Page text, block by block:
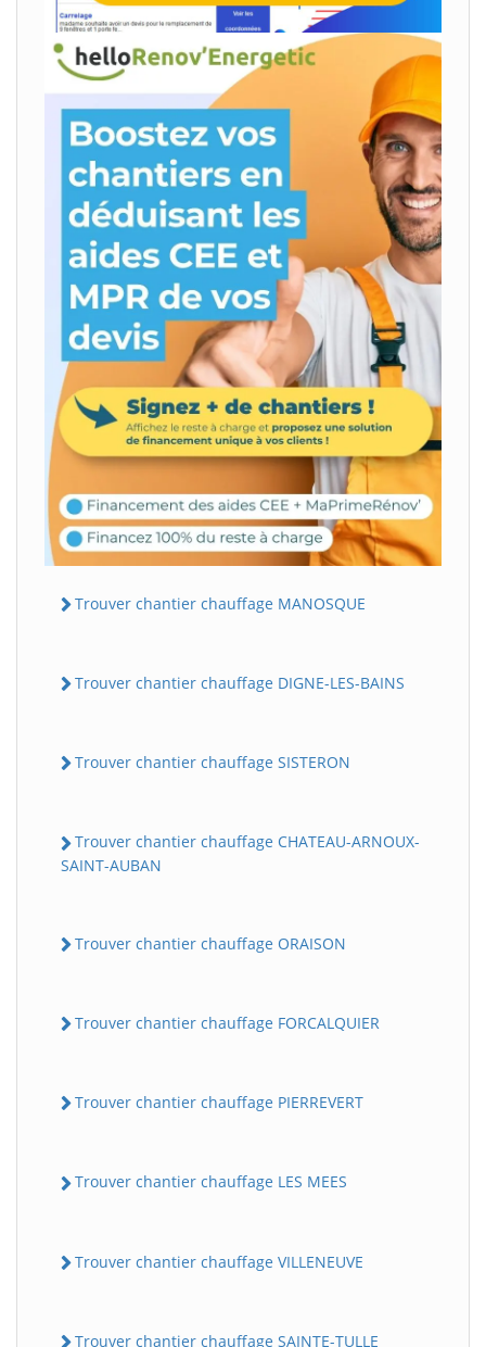
Trouver chantier chauffage MANOSQUE
Trouver chantier chauffage DIGNE-LES-BAINS
Trouver chantier chauffage SISTERON
Trouver chantier chauffage CHATEAU-ARNOUX-
SAINT-AUBAN
Trouver chantier chauffage ORAISON
Trouver chantier chauffage FORCALQUIER
Trouver chantier chauffage PIERREVERT
Trouver chantier chauffage LES MEES
Trouver chantier chauffage VILLENEUVE
Trouver chantier chauffage SAINTE-TULLE